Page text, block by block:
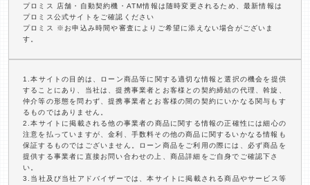
プロミス 店舗・自動契約機・ATM情報は随時変更されるため、最新情報は
プロミス公式サイトをご確認ください
プロミス ※お申込み時間や審査によりご希望に添えない場合がございま
す。
1.本サイトの目的は、ローン商品等に関する適切な情報と選択の機会を提供
することにあり、当社は、提携事業者とお客様との契約締結の代理、斡旋、
仲介等の形態を問わず、提携事業者とお客様の間の契約にいかなる関与もす
るものではありません。
2.本サイトに掲載される他の事業者の商品に関する情報の正確性には細心の
注意を払っていますが、金利、手数料その他の商品に関するいかなる情報も
保証するものではございません。ローン商品をご利用の際には、必ず商品を
提供する事業者に直接お問い合わせの上、商品詳細をご自身でご確認下さ
い。
3.当社及び当社アドバイザーでは、本サイトに掲載される商品やサービス等